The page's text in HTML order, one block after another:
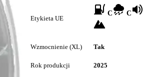
Etykieta UE
C C
Wzmocnienie (XL) Tak
Rok produkcji 2025